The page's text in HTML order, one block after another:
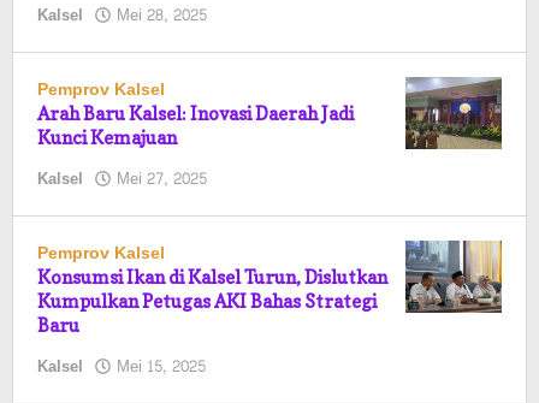
Kalsel Mei 28, 2025
Pemprov Kalsel
Arah Baru Kalsel: Inovasi Daerah Jadi
Kunci Kemajuan
Kalsel Mei 27, 2025
Pemprov Kalsel
Konsumsi Ikan di Kalsel Turun, Dislutkan
Kumpulkan Petugas AKI Bahas Strategi
Baru
Kalsel Mei 15, 2025